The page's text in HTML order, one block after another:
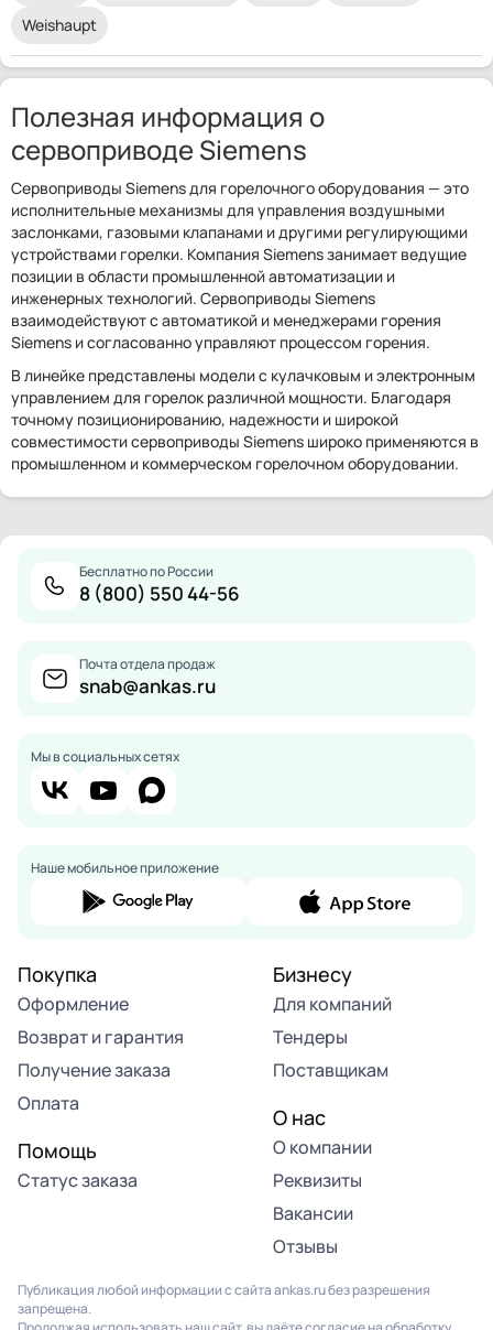
Weishaupt
Полезная информация о
сервоприводе Siemens
Сервоприводы Siemens для горелочного оборудования — это
исполнительные механизмы для управления воздушными
заслонками, газовыми клапанами и другими регулирующими
устройствами горелки. Компания Siemens занимает ведущие
позиции в области промышленной автоматизации и
инженерных технологий. Сервоприводы Siemens
взаимодействуют с автоматикой и менеджерами горения
Siemens и согласованно управляют процессом горения.
В линейке представлены модели с кулачковым и электронным
управлением для горелок различной мощности. Благодаря
точному позиционированию, надежности и широкой
совместимости сервоприводы Siemens широко применяются в
промышленном и коммерческом горелочном оборудовании.
Бесплатно по России
8 (800) 550 44-56
Почта отдела продаж
snab@ankas.ru
Мы в социальных сетях
Наше мобильное приложение
Покупка
Оформление
Возврат и гарантия
Получение заказа
Оплата
Помощь
Статус заказа
Бизнесу
Для компаний
Тендеры
Поставщикам
О нас
О компании
Реквизиты
Вакансии
Отзывы
Публикация любой информации с сайта ankas.ru без разрешения
запрещена.